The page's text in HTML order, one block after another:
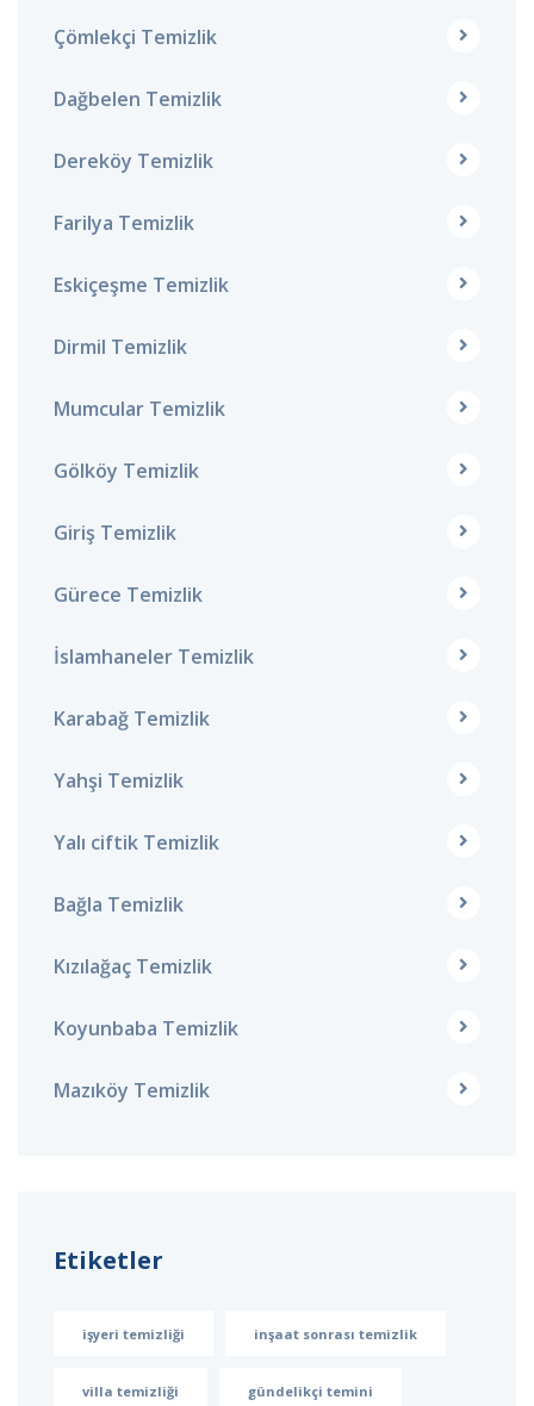
Çömlekçi Temizlik
Dağbelen Temizlik
Dereköy Temizlik
Farilya Temizlik
Eskiçeşme Temizlik
Dirmil Temizlik
Mumcular Temizlik
Gölköy Temizlik
Giriş Temizlik
Gürece Temizlik
İslamhaneler Temizlik
Karabağ Temizlik
Yahşi Temizlik
Yalı ciftik Temizlik
Bağla Temizlik
Kızılağaç Temizlik
Koyunbaba Temizlik
Mazıköy Temizlik
Etiketler
işyeri temizliği inşaat sonrası temizlik
villa temizliği gündelikçi temini